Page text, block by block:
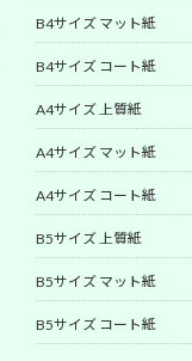
B4サイズ マット紙
B4サイズ コート紙
A4サイズ 上質紙
A4サイズ マット紙
A4サイズ コート紙
B5サイズ 上質紙
B5サイズ マット紙
B5サイズ コート紙